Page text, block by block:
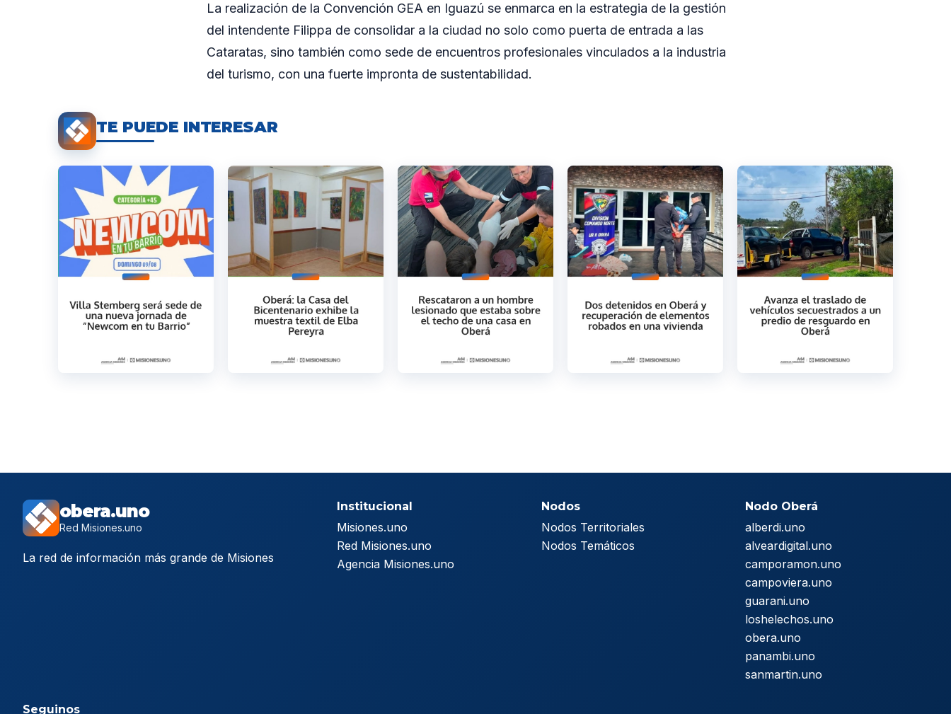
La realización de la Convención GEA en Iguazú se enmarca en la estrategia de la gestión
del intendente Filippa de consolidar a la ciudad no solo como puerta de entrada a las
Cataratas, sino también como sede de encuentros profesionales vinculados a la industria
del turismo, con una fuerte impronta de sustentabilidad.
TE PUEDE INTERESAR
obera.uno
Red Misiones.uno
La red de información más grande de Misiones
Institucional
Misiones.uno
Red Misiones.uno
Agencia Misiones.uno
Nodos
Nodos Territoriales
Nodos Temáticos
Nodo Oberá
alberdi.uno
alveardigital.uno
camporamon.uno
campoviera.uno
guarani.uno
loshelechos.uno
obera.uno
panambi.uno
sanmartin.uno
Seguinos